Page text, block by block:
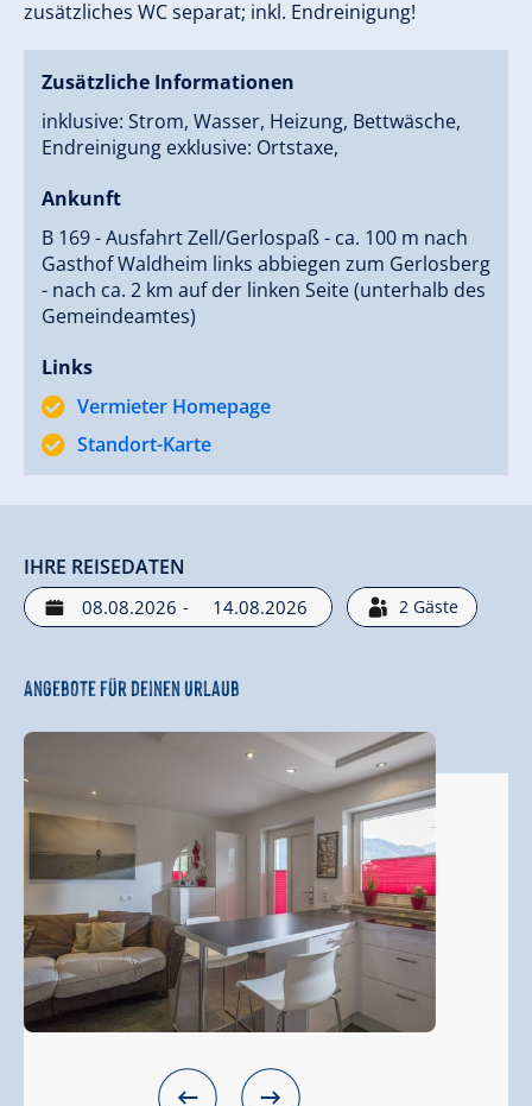
zusätzliches WC separat; inkl. Endreinigung!
Zusätzliche Informationen
inklusive: Strom, Wasser, Heizung, Bettwäsche,
Endreinigung exklusive: Ortstaxe,
Ankunft
B 169 - Ausfahrt Zell/Gerlospaß - ca. 100 m nach
Gasthof Waldheim links abbiegen zum Gerlosberg
- nach ca. 2 km auf der linken Seite (unterhalb des
Gemeindeamtes)
Links
Vermieter Homepage
Standort-Karte
IHRE REISEDATEN
- 2 Gäste
Angebote für deinen Urlaub